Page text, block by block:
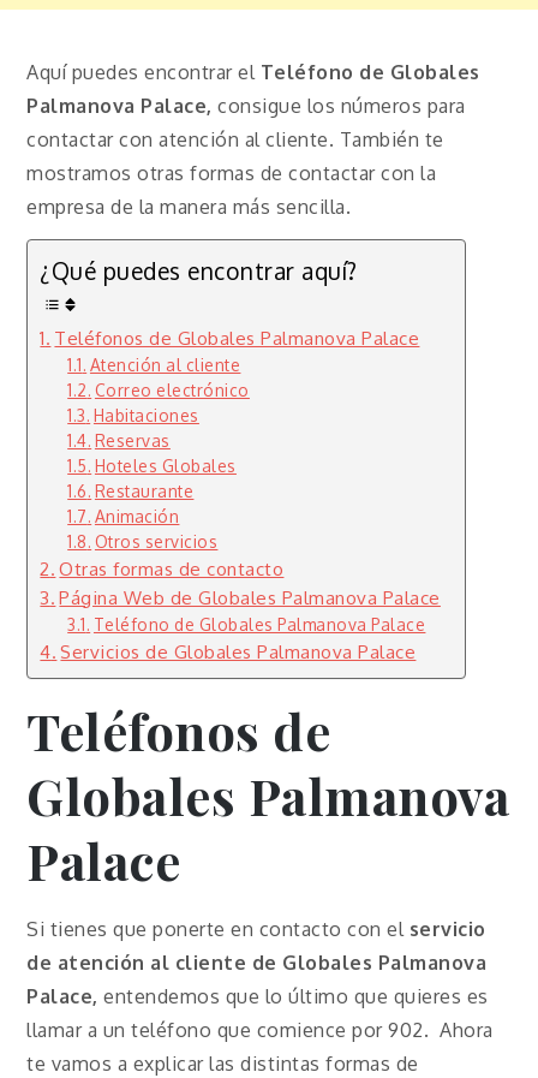
Aquí puedes encontrar el Teléfono de Globales
Palmanova Palace,consigue los números para
contactar con atención al cliente. También te
mostramos otras formas de contactar con la
empresa de la manera más sencilla.
¿Qué puedes encontrar aquí?
Teléfonos de Globales Palmanova Palace
Atención al cliente
Correo electrónico
Habitaciones
Reservas
Hoteles Globales
Restaurante
Animación
Otros servicios
Otras formas de contacto
Página Web de Globales Palmanova Palace
Teléfono de Globales Palmanova Palace
Servicios de Globales Palmanova Palace
Teléfonos de
Globales Palmanova
Palace
Si tienes que ponerte en contacto con el servicio
de atención al cliente de Globales Palmanova
Palace, entendemos que lo último que quieres es
llamar a un teléfono que comience por 902. Ahora
te vamos a explicar las distintas formas de